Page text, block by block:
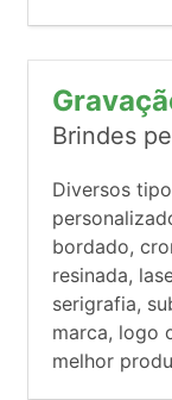
Brindes
Diversos
bordado,
resinada,
serigrafia,
marca, logo
melhor